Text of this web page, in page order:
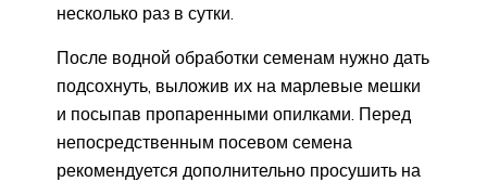
несколько раз в сутки.
После водной обработки семенам нужно дать
подсохнуть, выложив их на марлевые мешки
и посыпав пропаренными опилками. Перед
непосредственным посевом семена
рекомендуется дополнительно просушить на